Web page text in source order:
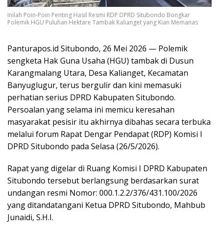
Inilah Poin-Poin Penting Hasil Resmi RDP DPRD Situbondo Bongkar
Polemik HGU Puluhan Hektare Tambak Kalianget yang Kian Memanas
Panturapos.id Situbondo, 26 Mei 2026 — Polemik
sengketa Hak Guna Usaha (HGU) tambak di Dusun
Karangmalang Utara, Desa Kalianget, Kecamatan
Banyuglugur, terus bergulir dan kini memasuki
perhatian serius DPRD Kabupaten Situbondo.
Persoalan yang selama ini memicu keresahan
masyarakat pesisir itu akhirnya dibahas secara terbuka
melalui forum Rapat Dengar Pendapat (RDP) Komisi I
DPRD Situbondo pada Selasa (26/5/2026).
Rapat yang digelar di Ruang Komisi I DPRD Kabupaten
Situbondo tersebut berlangsung berdasarkan surat
undangan resmi Nomor: 000.1.2.2/376/431.100/2026
yang ditandatangani Ketua DPRD Situbondo, Mahbub
Junaidi, S.H.I.